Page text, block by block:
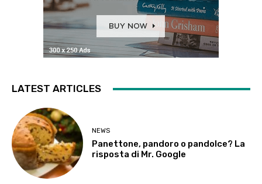
LATEST ARTICLES
NEWS
Panettone, pandoro o pandolce? La
risposta di Mr. Google